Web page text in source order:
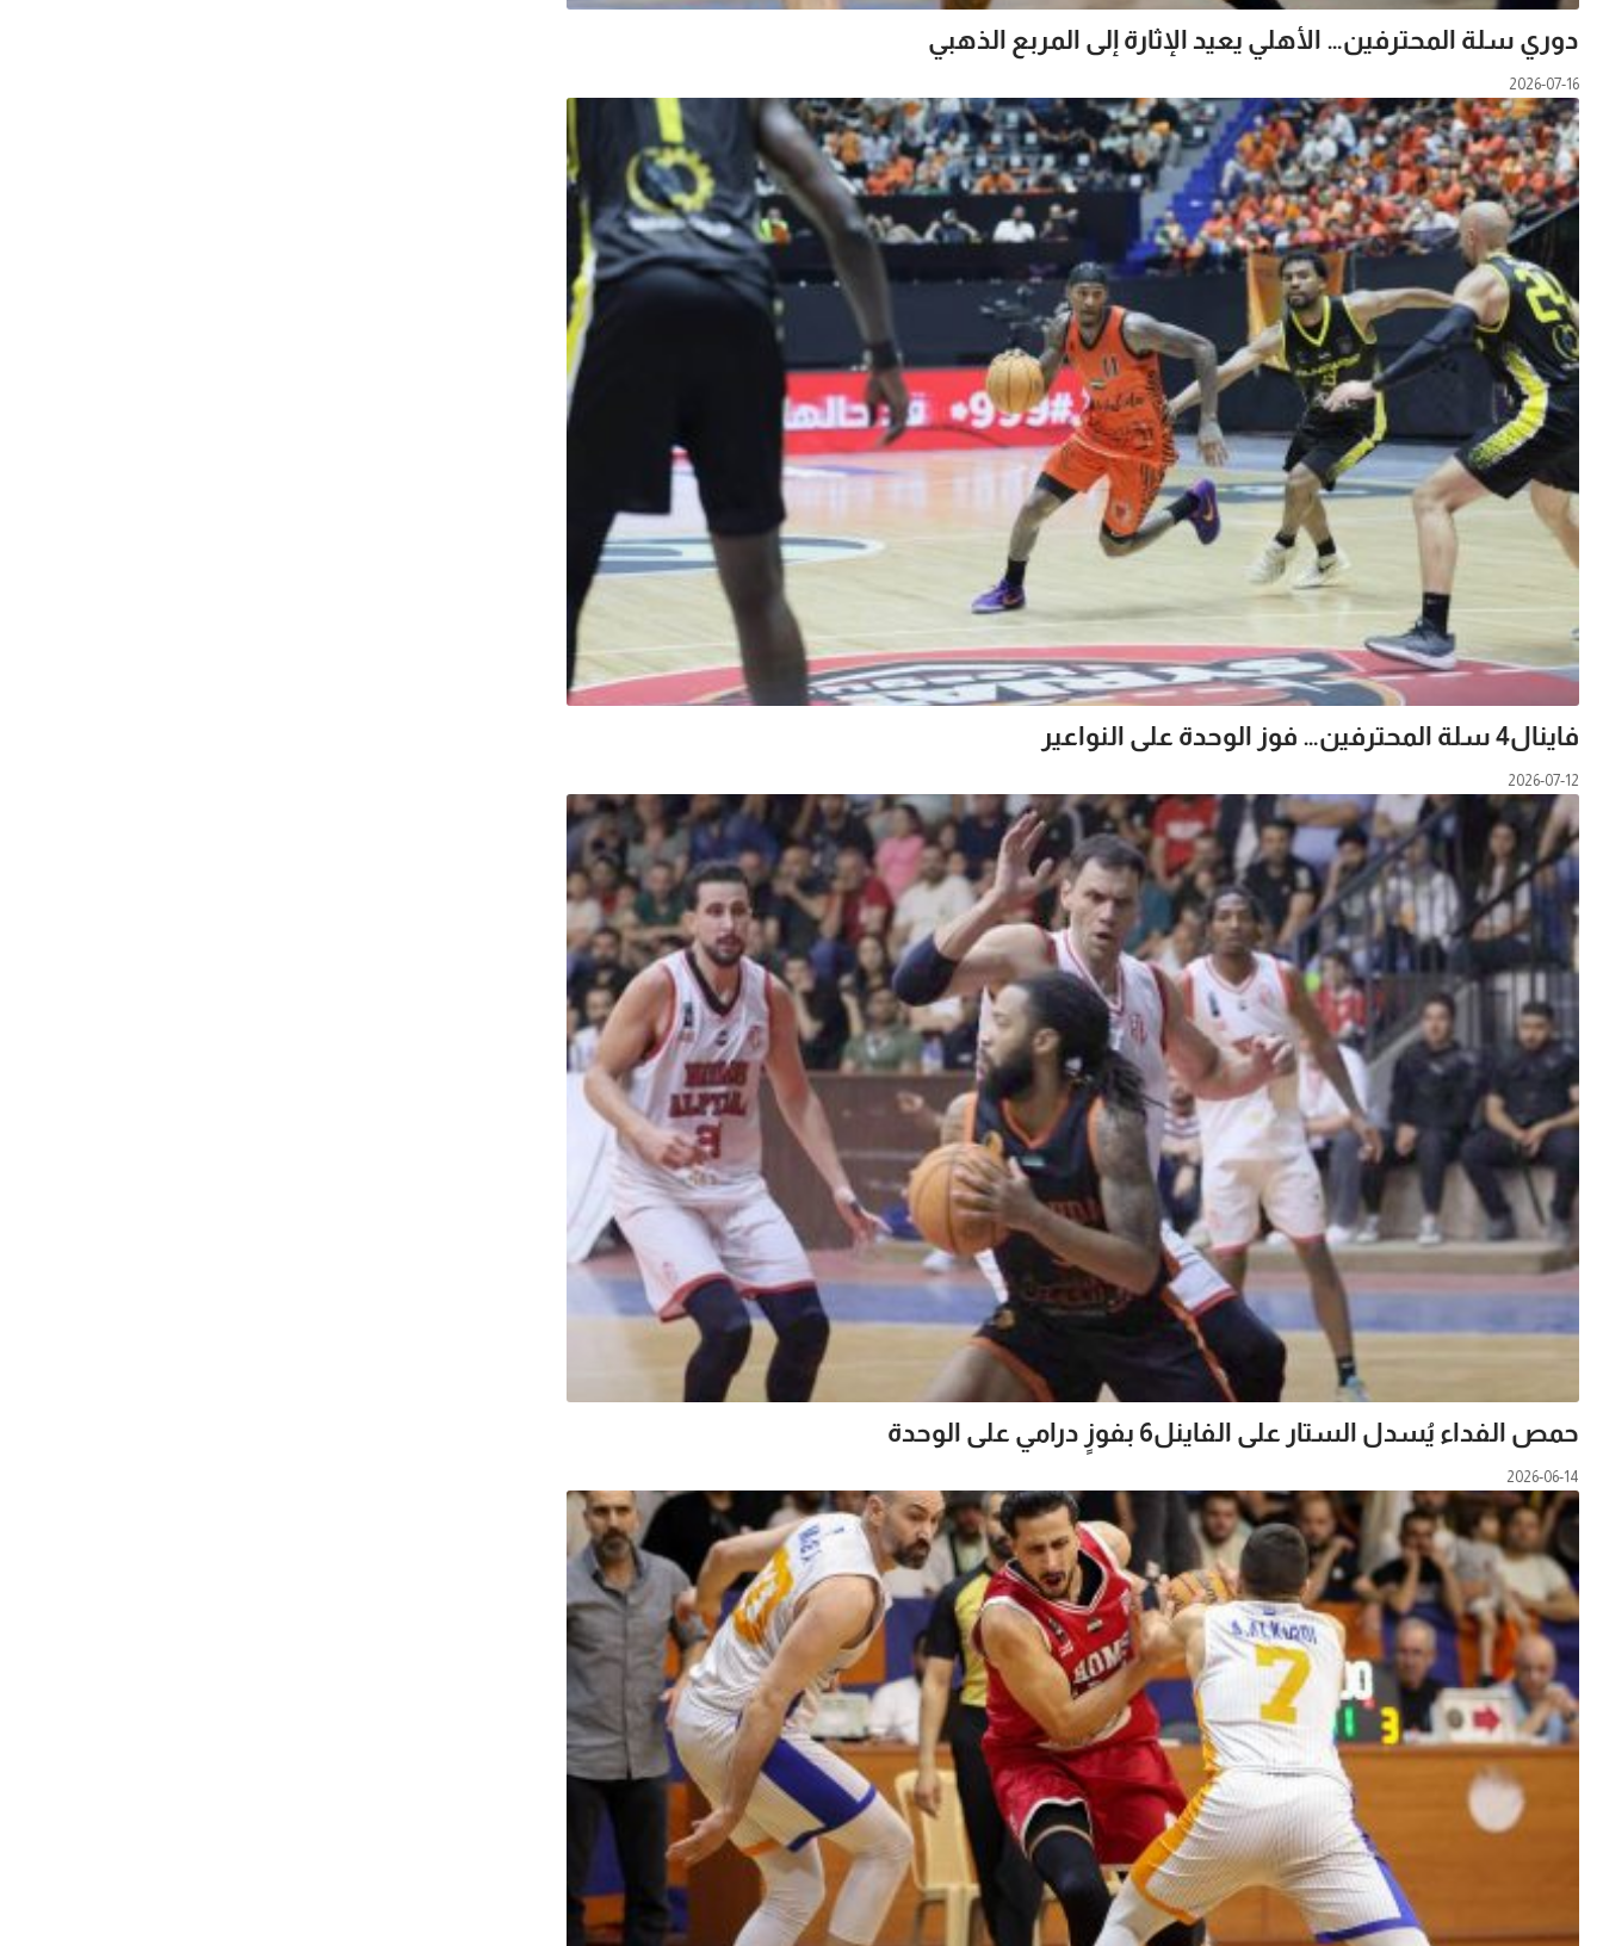
دوري سلة المحترفين… الأهلي يعيد الإثارة إلى المربع الذهبي
2026-07-16
فاينال4 سلة المحترفين… فوز الوحدة على النواعير
2026-07-12
حمص الفداء يُسدل الستار على الفاينل6 بفوزٍ درامي على الوحدة
2026-06-14